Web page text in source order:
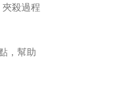
殺過程
，幫助